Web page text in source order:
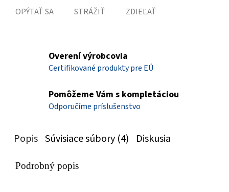
OPÝTAŤ SA STRÁŽIŤ ZDIEĽAŤ
Overení výrobcovia
Certifikované produkty pre EÚ
Pomôžeme Vám s kompletáciou
Odporučíme príslušenstvo
Popis Súvisiace súbory (4) Diskusia
Podrobný popis